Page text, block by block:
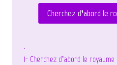
Cherchez d’abord le
.
1- Cherchez d’abord le royaume